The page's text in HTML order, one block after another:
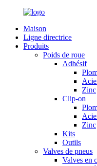
Maison
Ligne directrice
Produits
Poids de roue
Adhésif
Zinc
Clip-on
Zinc
Kits
Outils
Valves de pneus
Valves en